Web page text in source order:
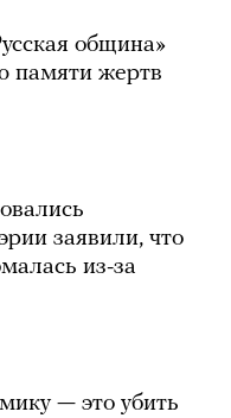
община»
памяти жертв
заявили, что
из-за
— это убить